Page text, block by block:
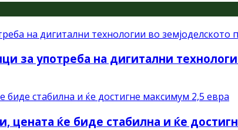
за употреба на дигитални
цената ќе биде стабилна и ќе